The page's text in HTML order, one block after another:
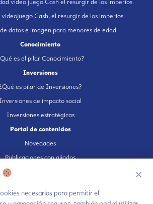
video juego Cash el resurgir de los imperios.
Cash, el resurgir de los imperios.
datos e imagen para menores de edad
Conocimiento
es el pilar Conocimiento?
Inversiones
es pilar de Inversiones?
de impacto social
Inversiones estratégicas
Portal de contenidos
Novedades
Publicaciones con aliados
Fundación en medios
Escúchanos en Spotify
✕
necesarias para permitir el